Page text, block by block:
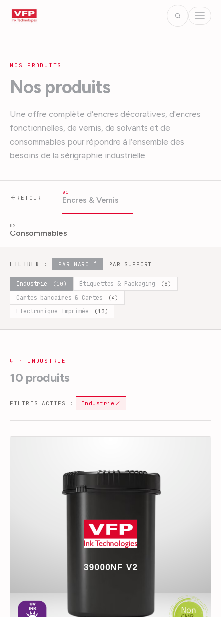
NOS PRODUITS
Nos produits
Une offre complète d’encres décoratives, d'encres
fonctionnelles, de vernis, de solvants et de
consommables pour répondre à l’ensemble des
besoins de la sérigraphie industrielle
RETOUR
01
Encres & Vernis
02
Consommables
FILTRER : PAR MARCHÉ PAR SUPPORT
Industrie (10) Étiquettes & Packaging (8)
Cartes bancaires & Cartes (4)
Électronique Imprimée (13)
↳ · INDUSTRIE
10 produits
FILTRES ACTIFS : Industrie